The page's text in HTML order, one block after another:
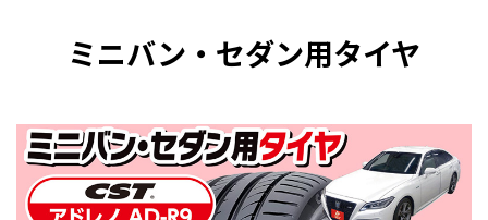
ミニバン・セダン用タイヤ